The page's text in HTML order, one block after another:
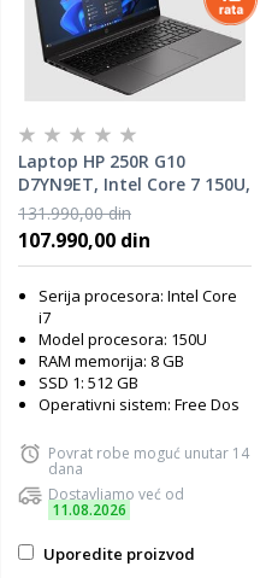
Laptop HP 250R G10
D7YN9ET, Intel Core 7 150U,
8GB RAM, 512GB SSD, DOS
131.990,00 din
107.990,00 din
Serija procesora: Intel Core
i7
Model procesora: 150U
RAM memorija: 8 GB
SSD 1: 512 GB
Operativni sistem: Free Dos
Povrat robe moguć unutar 14
dana
Dostavljamo već od
11.08.2026
Uporedite proizvod